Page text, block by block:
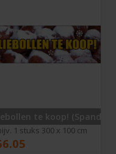
te koop!
1 stuks 300 x 100 cm